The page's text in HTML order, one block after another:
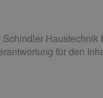
Haustechnik
für den